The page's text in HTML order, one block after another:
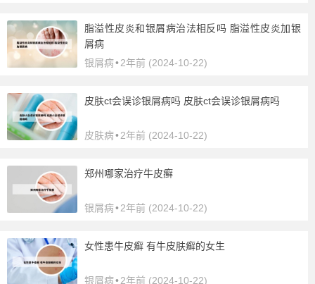
脂溢性皮炎和银屑病治法相反吗 脂溢性皮炎加银
屑病
银屑病•2年前 (2024-10-22)
皮肤ct会误诊银屑病吗 皮肤ct会误诊银屑病吗
皮肤病•2年前 (2024-10-22)
郑州哪家治疗牛皮癣
银屑病•2年前 (2024-10-22)
女性患牛皮癣 有牛皮肤癣的女生
银屑病•2年前 (2024-10-22)